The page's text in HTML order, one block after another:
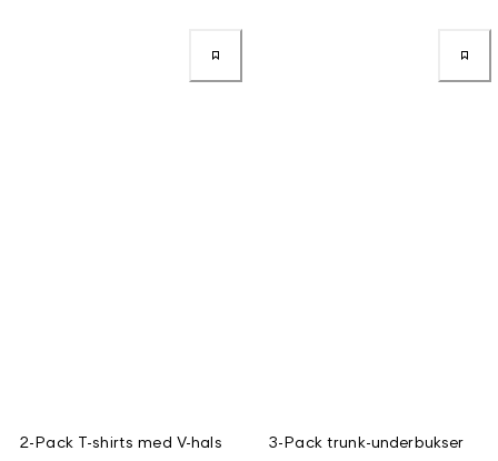
2-Pack T-shirts med V-hals 3-Pack trunk-underbukser